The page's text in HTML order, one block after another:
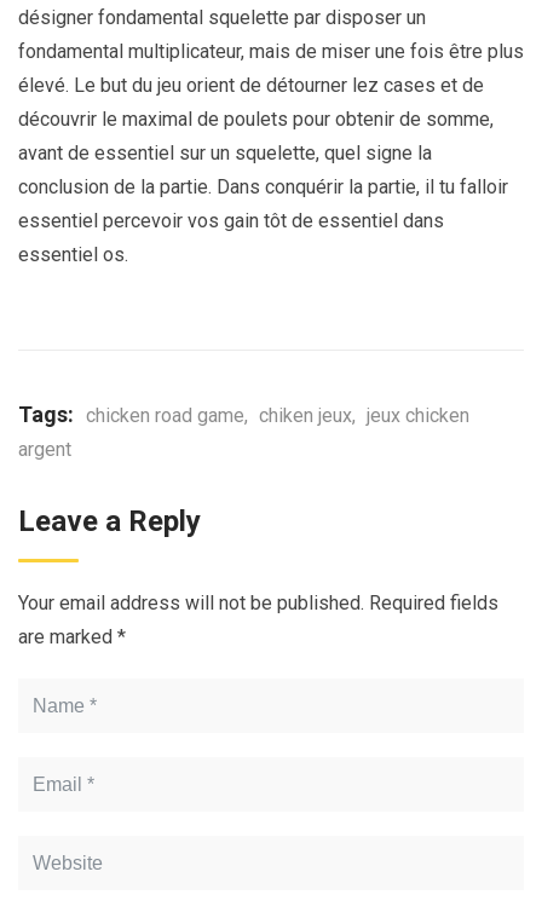
désigner fondamental squelette par disposer un
fondamental multiplicateur, mais de miser une fois être plus
élevé. Le but du jeu orient de détourner lez cases et de
découvrir le maximal de poulets pour obtenir de somme,
avant de essentiel sur un squelette, quel signe la
conclusion de la partie. Dans conquérir la partie, il tu falloir
essentiel percevoir vos gain tôt de essentiel dans
essentiel os.
Tags: chicken road game, chiken jeux, jeux chicken
argent
Leave a Reply
Your email address will not be published. Required fields
are marked *